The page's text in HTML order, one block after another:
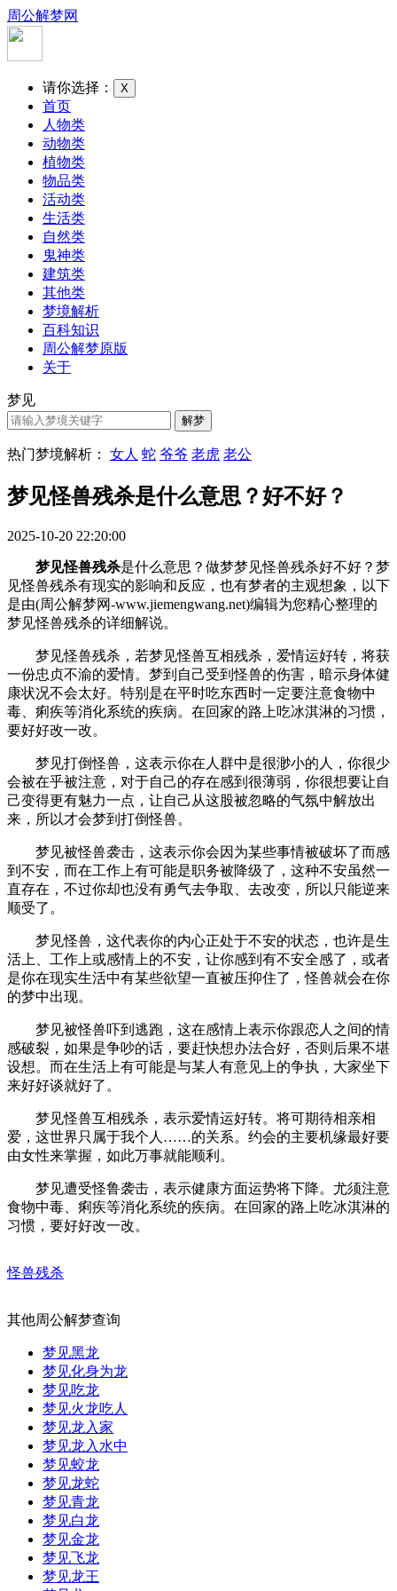
周公解梦网
请你选择： X
首页
人物类
动物类
植物类
物品类
活动类
生活类
自然类
鬼神类
建筑类
其他类
梦境解析
百科知识
周公解梦原版
关于
梦见
热门梦境解析： 女人 蛇 爷爷 老虎 老公
梦见怪兽残杀是什么意思？好不好？
2025-10-20 22:20:00
梦见怪兽残杀是什么意思？做梦梦见怪兽残杀好不好？梦
见怪兽残杀有现实的影响和反应，也有梦者的主观想象，以下
是由(周公解梦网-www.jiemengwang.net)编辑为您精心整理的
梦见怪兽残杀的详细解说。
梦见怪兽残杀，若梦见怪兽互相残杀，爱情运好转，将获
一份忠贞不渝的爱情。梦到自己受到怪兽的伤害，暗示身体健
康状况不会太好。特别是在平时吃东西时一定要注意食物中
毒、痢疾等消化系统的疾病。在回家的路上吃冰淇淋的习惯，
要好好改一改。
梦见打倒怪兽，这表示你在人群中是很渺小的人，你很少
会被在乎被注意，对于自己的存在感到很薄弱，你很想要让自
己变得更有魅力一点，让自己从这股被忽略的气氛中解放出
来，所以才会梦到打倒怪兽。
梦见被怪兽袭击，这表示你会因为某些事情被破坏了而感
到不安，而在工作上有可能是职务被降级了，这种不安虽然一
直存在，不过你却也没有勇气去争取、去改变，所以只能逆来
顺受了。
梦见怪兽，这代表你的内心正处于不安的状态，也许是生
活上、工作上或感情上的不安，让你感到有不安全感了，或者
是你在现实生活中有某些欲望一直被压抑住了，怪兽就会在你
的梦中出现。
梦见被怪兽吓到逃跑，这在感情上表示你跟恋人之间的情
感破裂，如果是争吵的话，要赶快想办法合好，否则后果不堪
设想。而在生活上有可能是与某人有意见上的争执，大家坐下
来好好谈就好了。
梦见怪兽互相残杀，表示爱情运好转。将可期待相亲相
爱，这世界只属于我个人……的关系。约会的主要机缘最好要
由女性来掌握，如此万事就能顺利。
梦见遭受怪鲁袭击，表示健康方面运势将下降。尤须注意
食物中毒、痢疾等消化系统的疾病。在回家的路上吃冰淇淋的
习惯，要好好改一改。
怪兽残杀
其他周公解梦查询
梦见黑龙
梦见化身为龙
梦见吃龙
梦见火龙吃人
梦见龙入家
梦见龙入水中
梦见蛟龙
梦见龙蛇
梦见青龙
梦见白龙
梦见金龙
梦见飞龙
梦见龙王